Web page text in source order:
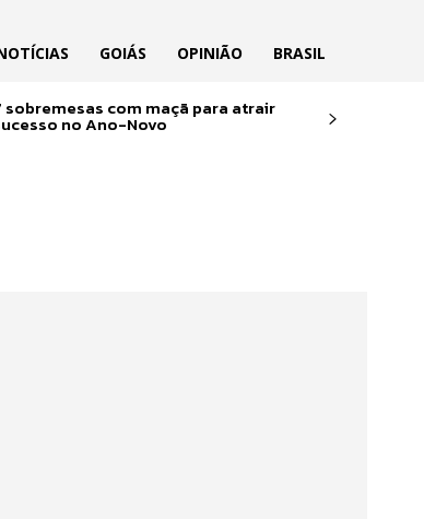
GOIÁS OPINIÃO BRASIL
sobremesas com maçã para atrair
no Ano-Novo